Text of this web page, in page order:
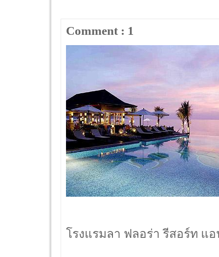
Comment : 1
โรงแรมลา ฟลอร่า รีสอร์ท แอ